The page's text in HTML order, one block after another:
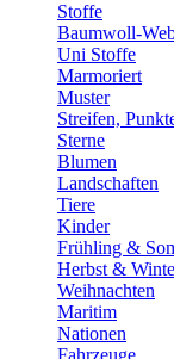
Stoffe
Baumwoll-
Uni Stoffe
Marmoriert
Muster
Streifen,
Sterne
Blumen
Landschaften
Tiere
Kinder
Frühling &
Herbst &
Weihnachten
Maritim
Nationen
Fahrzeuge